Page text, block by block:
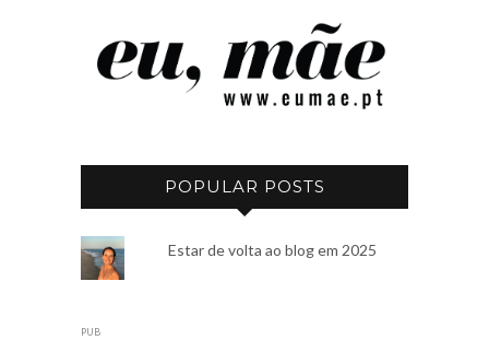
POPULAR POSTS
Estar de volta ao blog em 2025
PUB